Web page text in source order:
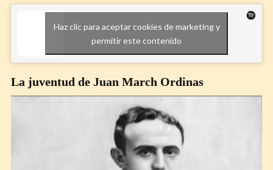
Haz clic para aceptar cookies de marketing y
permitir este contenido
La juventud de Juan March Ordinas